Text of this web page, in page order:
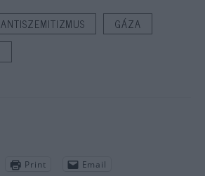
ANTISZEMITIZMUS
GÁZA
Print Email